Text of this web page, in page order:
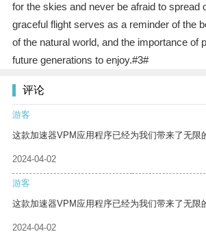
for the skies and never be afraid to spread
graceful flight serves as a reminder of the
of the natural world, and the importance of
future generations to enjoy.#3#
评论
游客
这款加速器VPM应用程序已经为我们带来了无限
2024-04-02
游客
这款加速器VPM应用程序已经为我们带来了无限
2024-04-02